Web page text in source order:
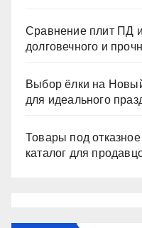
Сравнение плит ПД
долговечного и
Выбор ёлки на
для идеального
Товары под
каталог для